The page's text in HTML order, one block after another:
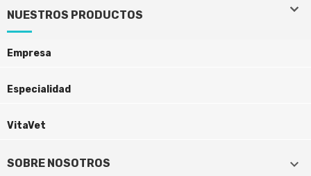
keyboard_arrow_down
NUESTROS PRODUCTOS
Empresa
Especialidad
keyboard_arrow_down
VitaVet
keyboard_arrow_down
SOBRE NOSOTROS